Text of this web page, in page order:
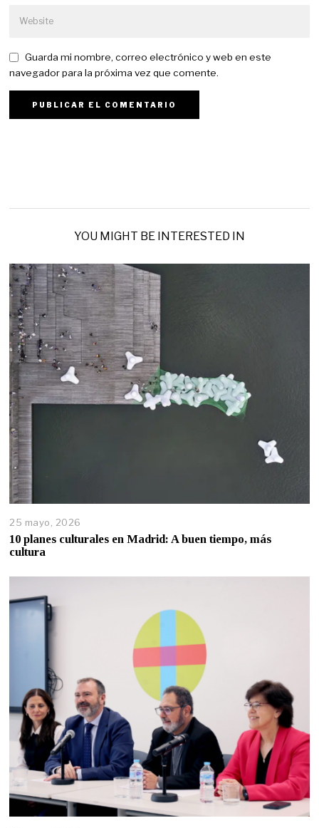
Guarda mi nombre, correo electrónico y web en este
navegador para la próxima vez que comente.
YOU MIGHT BE INTERESTED IN
25 mayo, 2026
10 planes culturales en Madrid: A buen tiempo, más
cultura